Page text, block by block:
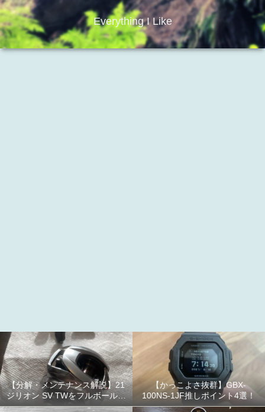
Everything I Like
【分解・メンテナンス解説】21
ジリオン SV TWをフルボールベ
アリング化！
【かっこよさ抜群】GBX-
100NS-1JF推しポイント4選！